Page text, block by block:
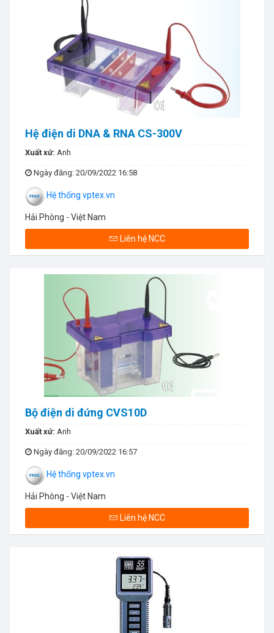
Hệ điện di DNA & RNA CS-300V
Xuất xứ: Anh
Ngày đăng: 20/09/2022 16:58
Hệ thống vptex.vn
Hải Phòng - Việt Nam
Liên hệ NCC
Bộ điện di đứng CVS10D
Xuất xứ: Anh
Ngày đăng: 20/09/2022 16:57
Hệ thống vptex.vn
Hải Phòng - Việt Nam
Liên hệ NCC